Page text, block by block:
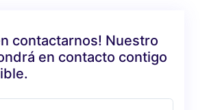
contactarnos! Nuestro
en contacto contigo